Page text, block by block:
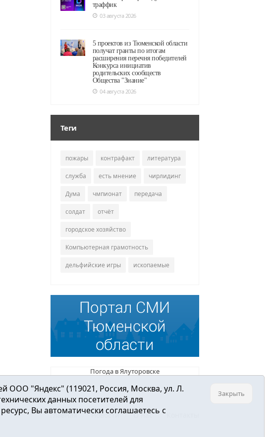
траффик
03 августа 2026
5 проектов из Тюменской области
получат гранты по итогам
расширения перечня победителей
Конкурса инициатив
родительских сообществ
Общества "Знание"
04 августа 2026
Теги
пожары контрафакт литература
служба есть мнение чирлидинг
Дума чмпионат передача
солдат отчёт
городское хозяйство
Компьютерная грамотность
дельфийские игры ископаемые
Погода в Ялуторовске
Главная Новости О нас
ООО "Яндекс" (119021, Россия, Москва, ул. Л.
данных посетителей для
Вы автоматически соглашаетесь с
Закрыть